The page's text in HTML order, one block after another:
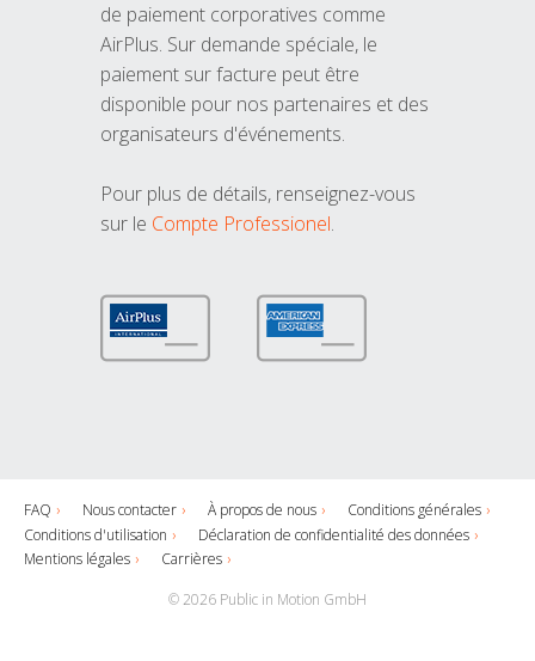
de paiement corporatives comme
AirPlus. Sur demande spéciale, le
paiement sur facture peut être
disponible pour nos partenaires et des
organisateurs d'événements.
Pour plus de détails, renseignez-vous
sur le Compte Professionel.
FAQ Nous contacter À propos de nous
Conditions générales
Conditions d'utilisation
Déclaration de confidentialité des données
Mentions légales
Carrières
© 2026 Public in Motion GmbH